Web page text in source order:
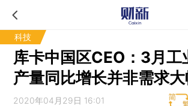
科技
库卡中国区CEO：3月工
产量同比增长并非需求
2020年04月29日 16:01